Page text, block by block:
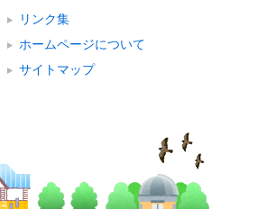
リンク集
ホームページについて
サイトマップ